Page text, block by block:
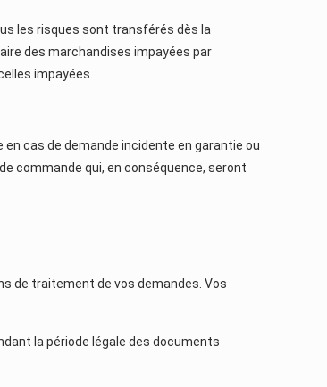
les risques sont transférés dès la
des marchandises impayées par
impayées.
cas de demande incidente en garantie ou
commande qui, en conséquence, seront
de traitement de vos demandes. Vos
la période légale des documents